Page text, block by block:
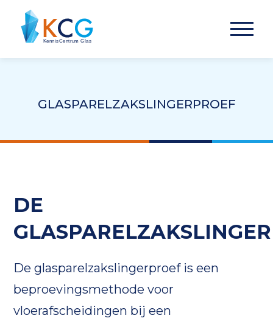
GLASPARELZAKSLINGERPROEF
DE
De glasparelzakslingerproef is een
beproevingsmethode voor
vloerafscheidingen bij een